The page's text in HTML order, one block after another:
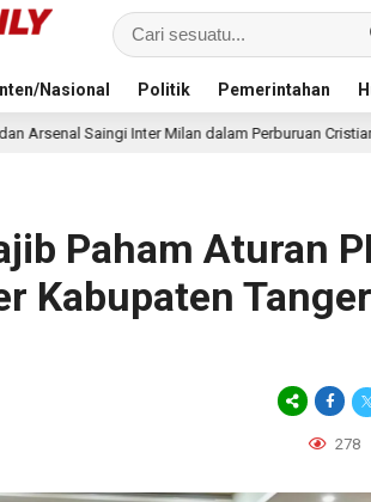
Nasional Politik Pemerintahan
dalam Perburuan Cristian Romero, Transfer Bek
Paham Aturan
Kabupaten
278